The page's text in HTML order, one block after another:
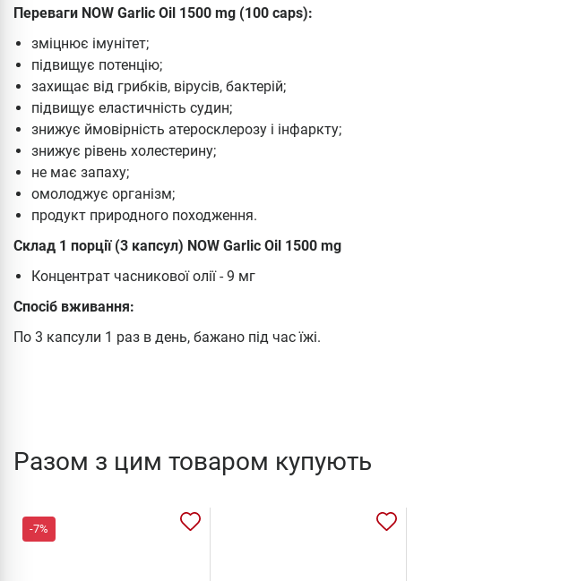
Переваги NOW Garlic Oil 1500 mg (100 caps):
зміцнює імунітет;
підвищує потенцію;
захищає від грибків, вірусів, бактерій;
підвищує еластичність судин;
знижує ймовірність атеросклерозу і інфаркту;
знижує рівень холестерину;
не має запаху;
омолоджує організм;
продукт природного походження.
Склад 1 порції (3 капсул) NOW Garlic Oil 1500 mg
Концентрат часникової олії - 9 мг
Спосіб вживання:
По 3 капсули 1 раз в день, бажано під час їжі.
Разом з цим товаром купують
-7%